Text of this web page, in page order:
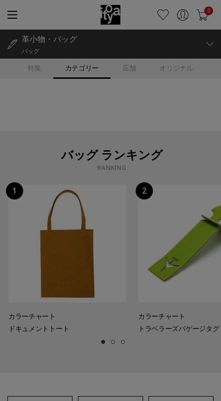
0
特集 カテゴリー 店舗 オリジナル
革小物・バッグ
バッグ
バッグ ランキング
RANKING
カラーチャート
ドキュメントトート
カラーチャート
トラベラーズバゲージタグ